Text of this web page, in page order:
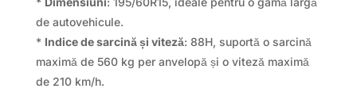
de autovehicule.
* Indice de sarcină și viteză: 88H, suportă o sarcină
maximă de 560 kg per anvelopă și o viteză maximă
de 210 km/h.